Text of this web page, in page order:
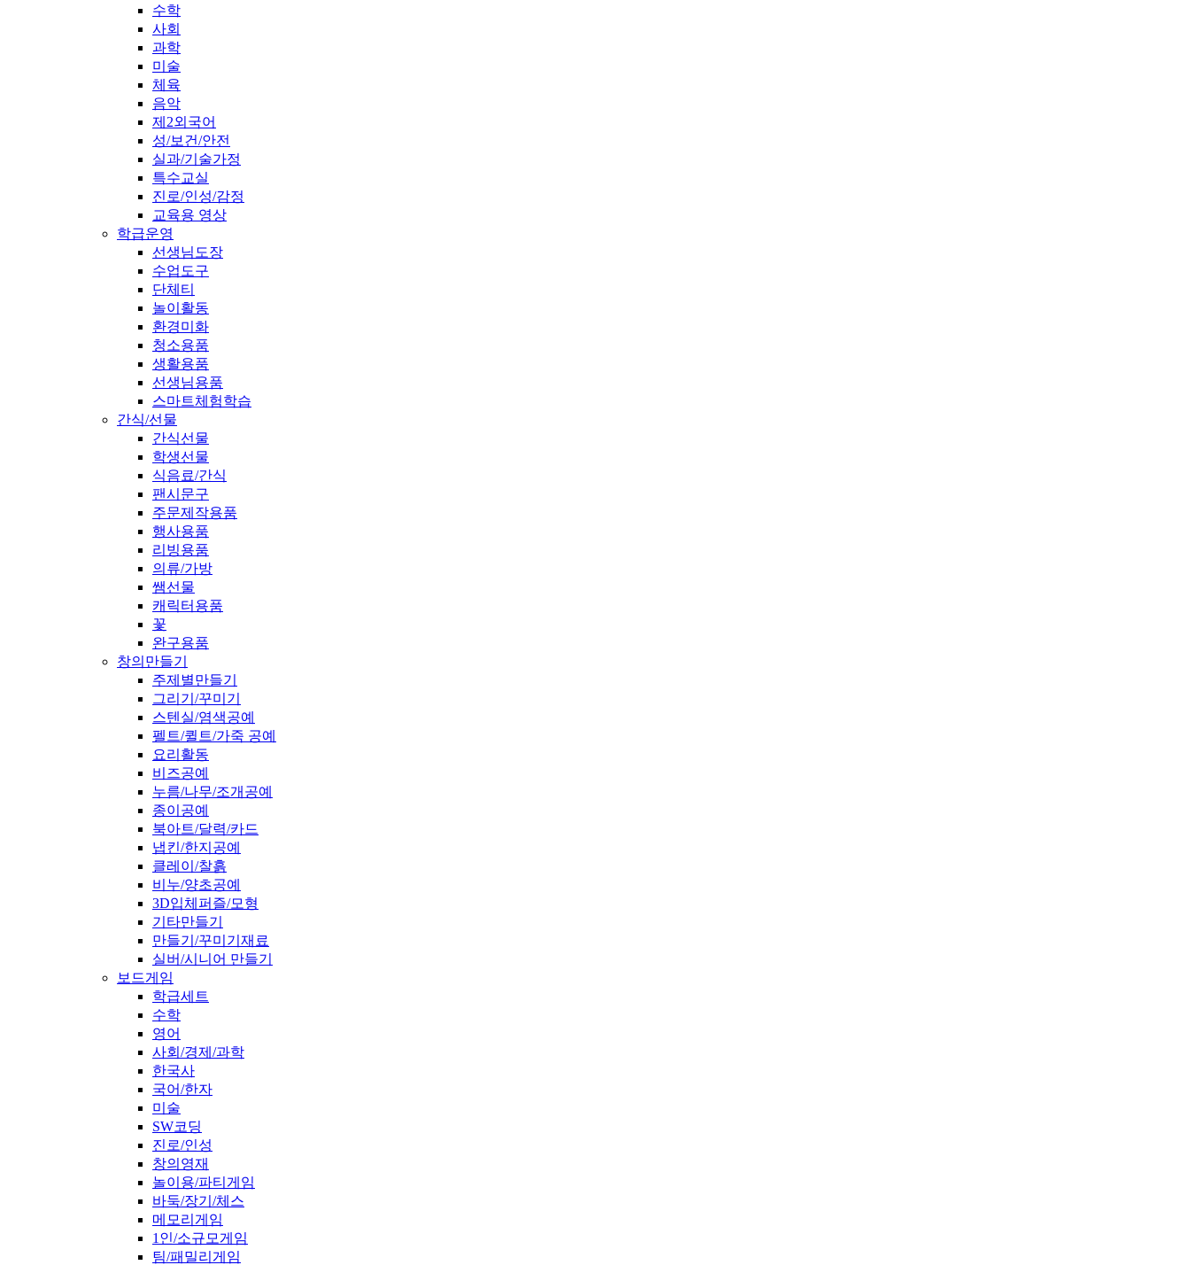
수학
사회
과학
미술
체육
음악
제2외국어
성/보건/안전
실과/기술가정
특수교실
진로/인성/감정
교육용 영상
학급운영
선생님도장
수업도구
단체티
놀이활동
환경미화
청소용품
생활용품
선생님용품
스마트체험학습
간식/선물
간식선물
학생선물
식음료/간식
팬시문구
주문제작용품
행사용품
리빙용품
의류/가방
쌤선물
캐릭터용품
꽃
완구용품
창의만들기
주제별만들기
그리기/꾸미기
스텐실/염색공예
펠트/퀼트/가죽 공예
요리활동
비즈공예
누름/나무/조개공예
종이공예
북아트/달력/카드
냅킨/한지공예
클레이/찰흙
비누/양초공예
3D입체퍼즐/모형
기타만들기
만들기/꾸미기재료
실버/시니어 만들기
보드게임
학급세트
수학
영어
사회/경제/과학
한국사
국어/한자
미술
SW코딩
진로/인성
창의영재
놀이용/파티게임
바둑/장기/체스
메모리게임
1인/소규모게임
팀/패밀리게임